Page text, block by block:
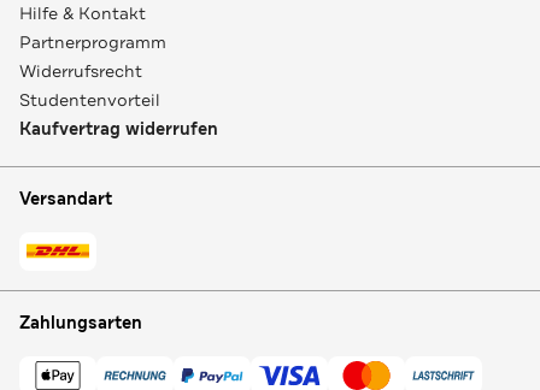
Hilfe & Kontakt
Partnerprogramm
Widerrufsrecht
Studentenvorteil
Kaufvertrag widerrufen
Versandart
Zahlungsarten